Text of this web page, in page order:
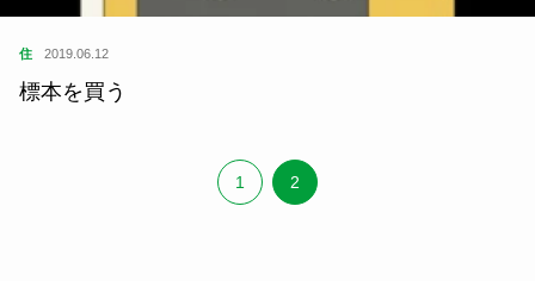
住 2019.06.12
標本を買う
1 2